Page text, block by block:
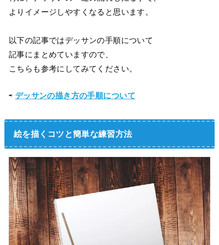
よりイメージしやすくなると思います。
以下の記事ではデッサンの手順について
記事にまとめていますので、
こちらも参考にしてみてください。
⇨ デッサンの描き方の手順について
絵を描くコツと簡単な練習方法